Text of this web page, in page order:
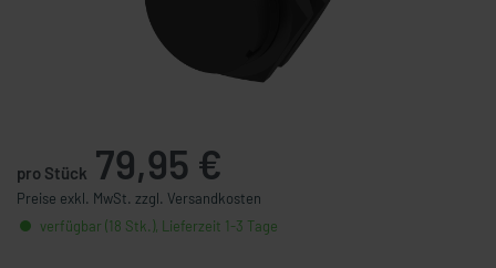
pro Stück 79,95 €
Preise exkl. MwSt. zzgl. Versandkosten
verfügbar (18 Stk.), Lieferzeit 1-3 Tage